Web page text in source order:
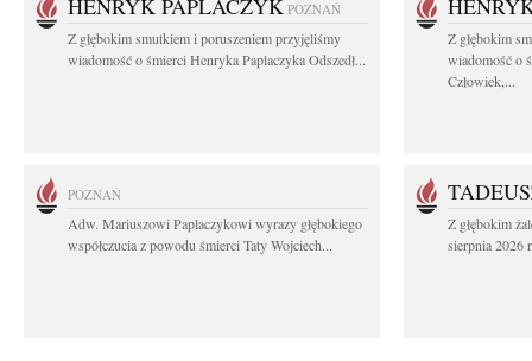
HENRYK PAPLACZYK POZNAŃ
Z głębokim smutkiem i poruszeniem przyjęliśmy
wiadomość o śmierci Henryka Paplaczyka Odszedł...
Z głębokim
wiadomość o
Człowiek,...
POZNAŃ
Adw. Mariuszowi Paplaczykowi wyrazy głębokiego
współczucia z powodu śmierci Taty Wojciech...
Z głębokim
sierpnia 2026